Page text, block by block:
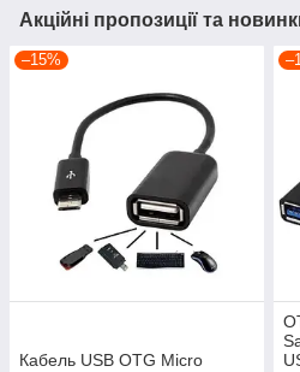
Акційні пропозиції та
–15%
Кабель USB OTG Micro